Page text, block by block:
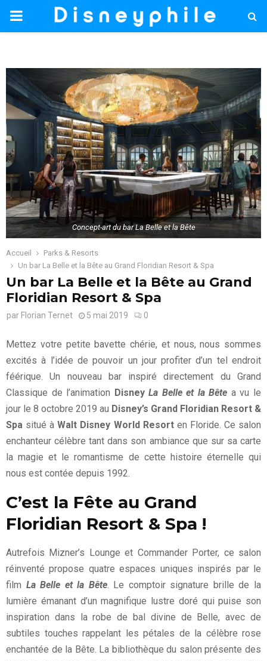
PRIMARY
Concept-art du bar La Belle et la Bête
Accueil
Parks & Resorts
Un bar La Belle et la Bête au Grand Floridian Resort & Spa
Un bar La Belle et la Bête au Grand
Floridian Resort & Spa
par Florian Ternet 5 mai 2019 0
Mettez votre petite bavette chérie, et nous, nous sommes
excités à l’idée de pouvoir un jour profiter d’un tel endroit
féérique. Un nouveau bar inspiré directement du Grand
Classique de l’animation Disney La Belle et la Bête a vu le
jour le 8 octobre 2019 au Disney’s Grand Floridian Resort &
Spa situé àWalt Disney World Resorten Floride. Ce salon
enchanteur célèbre tant dans son ambiance que sur sa carte
la magie et le romantisme de cette histoire éternelle qui
nous est contée depuis 1992.
C’est la Fête au Grand
Floridian Resort & Spa !
Autrefois Mizner’s Lounge et Commander Porter, ce salon
réinventé propose quatre espaces uniques inspirés par le
film La Belle et la Bête. Le comptoir signature brille de la
lumière émanant d’un magnifique lustre doré qui puise son
inspiration dans la robe de bal divine de Belle, avec de
subtiles touches rappelant les pétales de la célèbre rose
enchantée de la Bête. La bibliothèque du salon présente des